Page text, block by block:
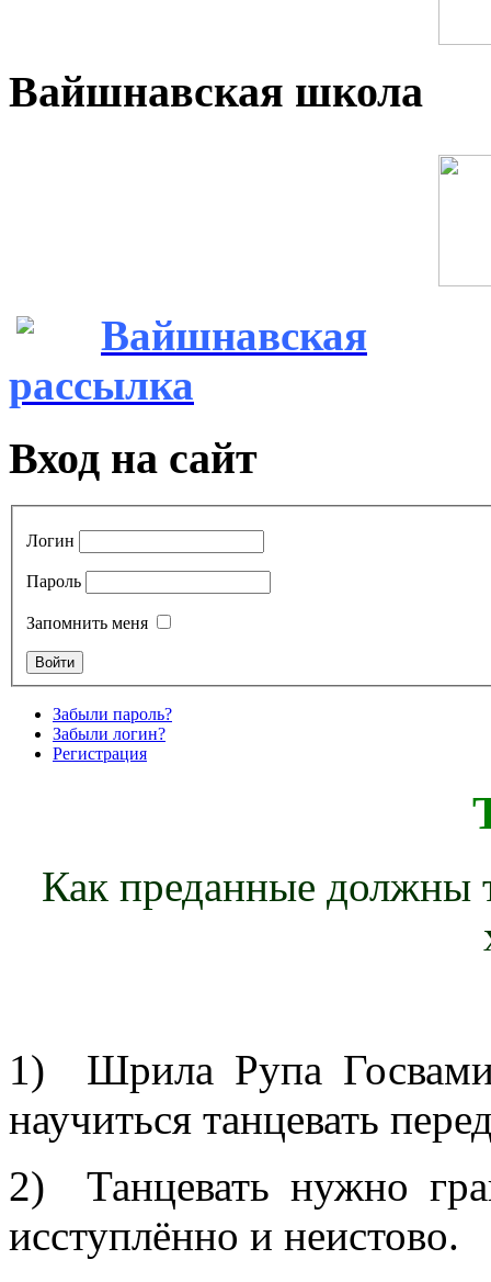
Вайшнавская школа
Вайшнавская
рассылка
Вход на сайт
Логин
Пароль
Запомнить меня
Забыли пароль?
Забыли логин?
Регистрация
Как преданные должны
1) Шрила Рупа Госвами
научиться танцевать
2) Танцевать нужно
исступлённо и неистово.